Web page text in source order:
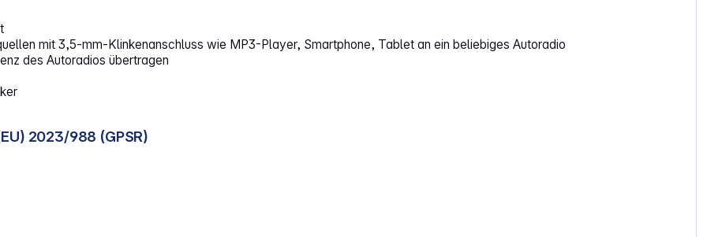
mit 3,5-mm-Klinkenanschluss wie MP3-Player, Smartphone, Tablet an ein beliebiges Autoradio
des Autoradios übertragen
2023/988 (GPSR)